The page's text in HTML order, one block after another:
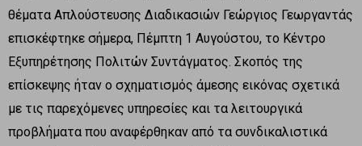
θέματα Απλούστευσης Διαδικασιών Γεώργιος Γεωργαντάς
επισκέφτηκε σήμερα, Πέμπτη 1 Αυγούστου, το Κέντρο
Εξυπηρέτησης Πολιτών Συντάγματος. Σκοπός της
επίσκεψης ήταν ο σχηματισμός άμεσης εικόνας σχετικά
με τις παρεχόμενες υπηρεσίες και τα λειτουργικά
προβλήματα που αναφέρθηκαν από τα συνδικαλιστικά